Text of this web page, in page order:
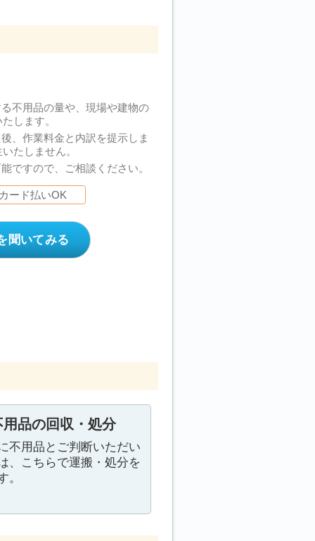
不用品の量や、現場や建物の
します。
、作業料金と内訳を提示しま
たしません。
ですので、ご相談ください。
ード払いOK
聞いてみる
用品の回収・処分
不用品とご判断いただい
、こちらで運搬・処分を
。